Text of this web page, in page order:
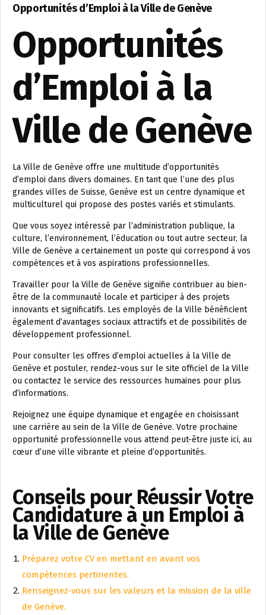
Opportunités d’Emploi à la Ville de Genève
Opportunités
d’Emploi à la
Ville de Genève
La Ville de Genève offre une multitude d’opportunités
d’emploi dans divers domaines. En tant que l’une des plus
grandes villes de Suisse, Genève est un centre dynamique et
multiculturel qui propose des postes variés et stimulants.
Que vous soyez intéressé par l’administration publique, la
culture, l’environnement, l’éducation ou tout autre secteur, la
Ville de Genève a certainement un poste qui correspond à vos
compétences et à vos aspirations professionnelles.
Travailler pour la Ville de Genève signifie contribuer au bien-
être de la communauté locale et participer à des projets
innovants et significatifs. Les employés de la Ville bénéficient
également d’avantages sociaux attractifs et de possibilités de
développement professionnel.
Pour consulter les offres d’emploi actuelles à la Ville de
Genève et postuler, rendez-vous sur le site officiel de la Ville
ou contactez le service des ressources humaines pour plus
d’informations.
Rejoignez une équipe dynamique et engagée en choisissant
une carrière au sein de la Ville de Genève. Votre prochaine
opportunité professionnelle vous attend peut-être juste ici, au
cœur d’une ville vibrante et pleine d’opportunités.
Conseils pour Réussir Votre
Candidature à un Emploi à
la Ville de Genève
Préparez votre CV en mettant en avant vos
compétences pertinentes.
Renseignez-vous sur les valeurs et la mission de la ville
de Genève.